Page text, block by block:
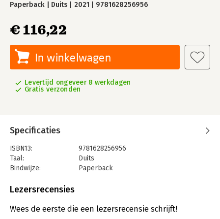
Paperback Duits 2021 9781628256956
€ 116,22
In winkelwagen
Levertijd ongeveer 8 werkdagen
Gratis verzonden
Specificaties
ISBN13:
9781628256956
Taal:
Duits
Bindwijze:
Paperback
Uitgever:
Lezersrecensies
Wees de eerste die een lezersrecensie schrijft!